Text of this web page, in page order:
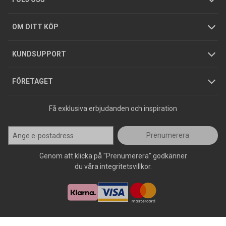
OM DITT KÖP
GDPR
KUNDSUPPORT
Köpguider
Varumärken
FÖRETAGET
Hållbarhet
Jobba hos oss
Press
Få exklusiva erbjudanden och inspiration
Prenumerera
Genom att klicka på "Prenumerera" godkänner
du våra integritetsvillkor.